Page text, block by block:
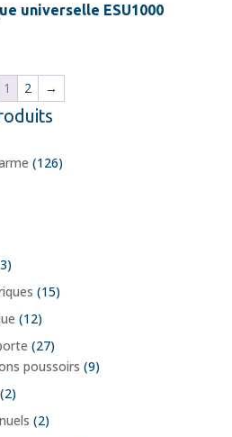
universelle ESU1000
1 2 →
(126)
(15)
(12)
(27)
poussoirs (9)
(2)
(2)